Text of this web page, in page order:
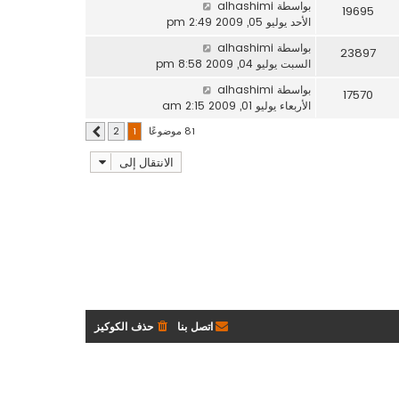
19695 بواسطة alhashimi
الأحد يوليو 05, 2009 2:49 pm
23897 بواسطة alhashimi
السبت يوليو 04, 2009 8:58 pm
17570 بواسطة alhashimi
الأربعاء يوليو 01, 2009 2:15 am
81 موضوعًا 1
2 التالي
الانتقال إلى
حذف الكوكيز اتصل بنا